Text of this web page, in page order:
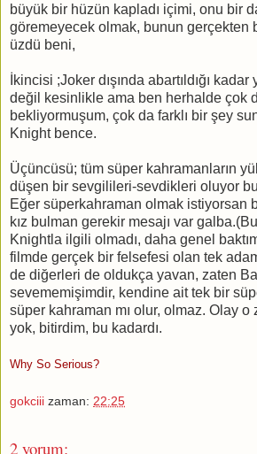
büyük bir hüzün kapladı içimi, onu bir
göremeyecek olmak, bunun gerçekten
üzdü beni,
İkincisi ;Joker dışında abartıldığı
değil kesinlikle ama ben herhalde çok
bekliyormuşum, çok da farklı bir şey
Knight bence.
Üçüncüsü; tüm süper kahramanların
düşen bir sevgilileri-sevdikleri oluyor
Eğer süperkahraman olmak istiyorsan
kız bulman gerekir mesajı var
Knightla ilgili olmadı, daha genel
filmde gerçek bir felsefesi olan tek
de diğerleri de oldukça yavan, zaten
sevememişimdir, kendine ait tek bir
süper kahraman mı olur, olmaz. Olay o
yok, bitirdim, bu kadardı.
Why So Serious?
gokciii zaman: 22:25
2 yorum: